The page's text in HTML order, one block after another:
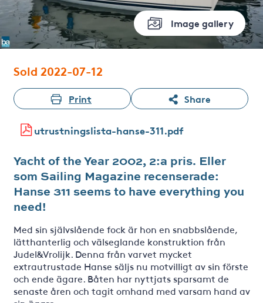
Image gallery
Sold 2022-07-12
Print Share
utrustningslista-hanse-311.pdf
Yacht of the Year 2002, 2:a pris. Eller
som Sailing Magazine recenserade:
Hanse 311 seems to have everything you
need!
Med sin självslående fock är hon en snabbslående,
lätthanterlig och välseglande konstruktion från
Judel&Vrolijk. Denna från varvet mycket
extrautrustade Hanse säljs nu motvilligt av sin förste
och ende ägare. Båten har nyttjats sparsamt de
senaste åren och tagit omhand med varsam hand av